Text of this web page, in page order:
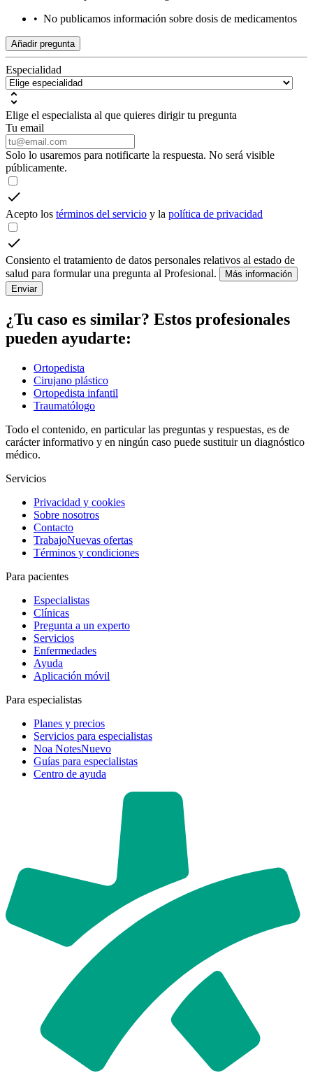
• No publicamos información sobre dosis de medicamentos
Añadir pregunta
Especialidad
Elige el especialista al que quieres dirigir tu pregunta
Tu email
Solo lo usaremos para notificarte la respuesta. No será visible
públicamente.
Acepto los términos del servicio y la política de privacidad
Consiento el tratamiento de datos personales relativos al estado de
salud para formular una pregunta al Profesional.
Más información
Enviar
¿Tu caso es similar? Estos profesionales
pueden ayudarte:
Ortopedista
Cirujano plástico
Ortopedista infantil
Traumatólogo
Todo el contenido, en particular las preguntas y respuestas, es de
carácter informativo y en ningún caso puede sustituir un diagnóstico
médico.
Servicios
Privacidad y cookies
Sobre nosotros
Contacto
TrabajoNuevas ofertas
Términos y condiciones
Para pacientes
Especialistas
Clínicas
Pregunta a un experto
Servicios
Enfermedades
Ayuda
Aplicación móvil
Para especialistas
Planes y precios
Servicios para especialistas
Noa NotesNuevo
Guías para especialistas
Centro de ayuda